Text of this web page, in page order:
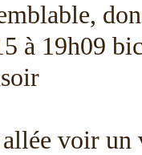
à 19h09
allée voir